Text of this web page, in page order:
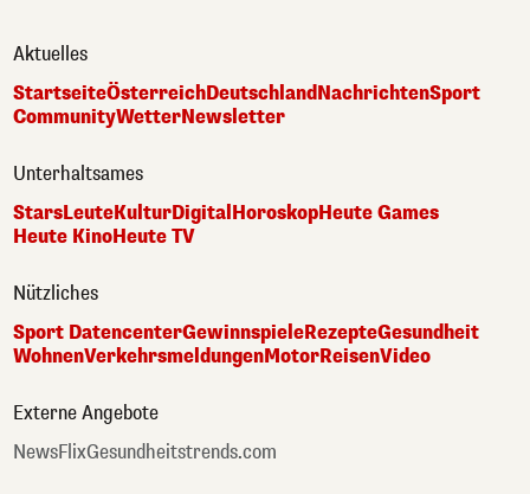
Aktuelles
StartseiteÖsterreichDeutschlandNachrichtenSport
CommunityWetterNewsletter
Unterhaltsames
StarsLeuteKulturDigitalHoroskopHeute Games
Heute KinoHeute TV
Nützliches
Sport DatencenterGewinnspieleRezepteGesundheit
WohnenVerkehrsmeldungenMotorReisenVideo
Externe Angebote
NewsFlixGesundheitstrends.com